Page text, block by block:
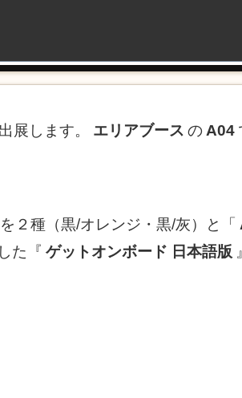
展します。 エリアブース の A04
２種（黒/オレンジ・黒/灰）と「
た『 ゲットオンボード 日本語版